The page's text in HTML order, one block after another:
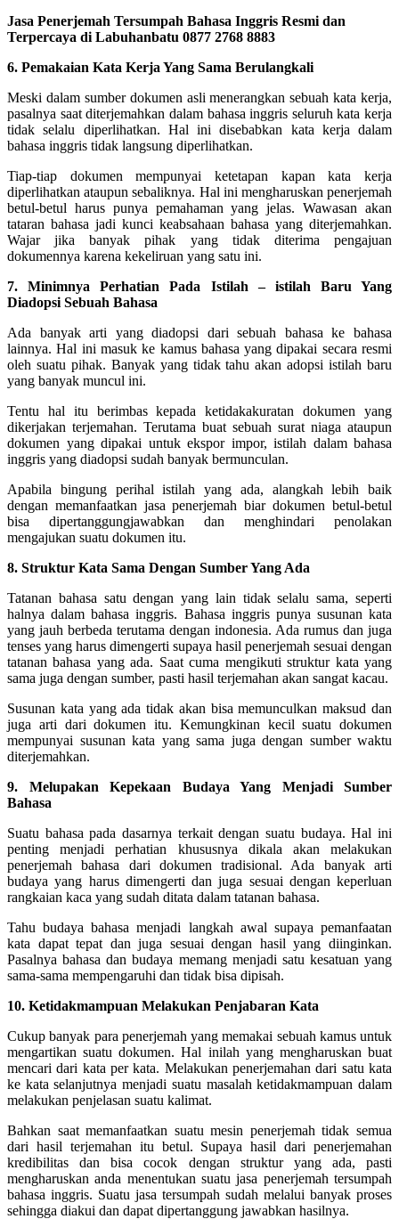
Jasa Penerjemah Tersumpah Bahasa Inggris Resmi dan
Terpercaya di Labuhanbatu 0877 2768 8883
6. Pemakaian Kata Kerja Yang Sama Berulangkali
Meski dalam sumber dokumen asli menerangkan sebuah kata kerja,
pasalnya saat diterjemahkan dalam bahasa inggris seluruh kata kerja
tidak selalu diperlihatkan. Hal ini disebabkan kata kerja dalam
bahasa inggris tidak langsung diperlihatkan.
Tiap-tiap dokumen mempunyai ketetapan kapan kata kerja
diperlihatkan ataupun sebaliknya. Hal ini mengharuskan penerjemah
betul-betul harus punya pemahaman yang jelas.Wawasan akan
tataran bahasa jadi kunci keabsahaan bahasa yang diterjemahkan.
Wajar jika banyak pihak yang tidak diterima pengajuan
dokumennya karena kekeliruan yang satu ini.
7. Minimnya Perhatian Pada Istilah – istilah Baru Yang
Diadopsi Sebuah Bahasa
Ada banyak arti yang diadopsi dari sebuah bahasa ke bahasa
lainnya. Hal ini masuk ke kamus bahasa yang dipakai secara resmi
oleh suatu pihak. Banyak yang tidak tahu akan adopsi istilah baru
yang banyak muncul ini.
Tentu hal itu berimbas kepada ketidakakuratan dokumen yang
dikerjakan terjemahan. Terutama buat sebuah surat niaga ataupun
dokumen yang dipakai untuk ekspor impor, istilah dalam bahasa
inggris yang diadopsi sudah banyak bermunculan.
Apabila bingung perihal istilah yang ada, alangkah lebih baik
dengan memanfaatkan jasa penerjemah biar dokumen betul-betul
bisa dipertanggungjawabkan dan menghindari penolakan
mengajukan suatu dokumen itu.
8. Struktur Kata Sama Dengan Sumber Yang Ada
Tatanan bahasa satu dengan yang lain tidak selalu sama, seperti
halnya dalam bahasa inggris. Bahasa inggris punya susunan kata
yang jauh berbeda terutama dengan indonesia. Ada rumus dan juga
tenses yang harus dimengerti supaya hasil penerjemah sesuai dengan
tatanan bahasa yang ada. Saat cuma mengikuti struktur kata yang
sama juga dengan sumber, pasti hasil terjemahan akan sangat kacau.
Susunan kata yang ada tidak akan bisa memunculkan maksud dan
juga arti dari dokumen itu. Kemungkinan kecil suatu dokumen
mempunyai susunan kata yang sama juga dengan sumber waktu
diterjemahkan.
9. Melupakan Kepekaan Budaya Yang Menjadi Sumber
Bahasa
Suatu bahasa pada dasarnya terkait dengan suatu budaya. Hal ini
penting menjadi perhatian khususnya dikala akan melakukan
penerjemah bahasa dari dokumen tradisional. Ada banyak arti
budaya yang harus dimengerti dan juga sesuai dengan keperluan
rangkaian kaca yang sudah ditata dalam tatanan bahasa.
Tahu budaya bahasa menjadi langkah awal supaya pemanfaatan
kata dapat tepat dan juga sesuai dengan hasil yang diinginkan.
Pasalnya bahasa dan budaya memang menjadi satu kesatuan yang
sama-sama mempengaruhi dan tidak bisa dipisah.
10. Ketidakmampuan Melakukan Penjabaran Kata
Cukup banyak para penerjemah yang memakai sebuah kamus untuk
mengartikan suatu dokumen. Hal inilah yang mengharuskan buat
mencari dari kata per kata. Melakukan penerjemahan dari satu kata
ke kata selanjutnya menjadi suatu masalah ketidakmampuan dalam
melakukan penjelasan suatu kalimat.
Bahkan saat memanfaatkan suatu mesin penerjemah tidak semua
dari hasil terjemahan itu betul. Supaya hasil dari penerjemahan
kredibilitas dan bisa cocok dengan struktur yang ada, pasti
mengharuskan anda menentukan suatu jasa penerjemah tersumpah
bahasa inggris. Suatu jasa tersumpah sudah melalui banyak proses
sehingga diakui dan dapat dipertanggung jawabkan hasilnya.